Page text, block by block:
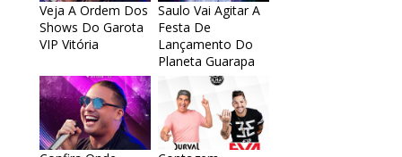
Veja A Ordem Dos
Shows Do Garota
VIP Vitória
Saulo Vai Agitar A
Festa De
Lançamento Do
Planeta Guarapa